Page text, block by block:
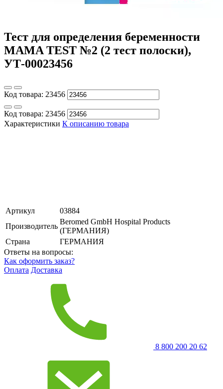
Тест для определения беременности
MAMA TEST №2 (2 тест полоски),
УТ-00023456
Код товара: 23456
Код товара: 23456
Характеристики К описанию товара
Артикул
03884
Производитель
Beromed GmbH Hospital Products
(ГЕРМАНИЯ)
Страна
ГЕРМАНИЯ
Ответы на вопросы:
Как оформить заказ?
Оплата Доставка
8 800 200 20 62